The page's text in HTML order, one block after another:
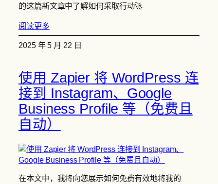
的这篇新文章中了解如何采取行动🚀
阅读更多
2025 年 5 月 22 日
使用 Zapier 将 WordPress 连
接到 Instagram、Google
Business Profile 等（免费且
自动）
在本文中，我将向您展示如何免费有效地将我的